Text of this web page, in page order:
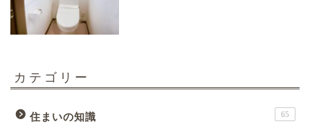
カテゴリー
住まいの知識 65